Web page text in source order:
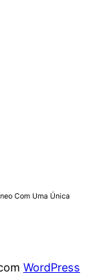
Com Uma Única
WordPress